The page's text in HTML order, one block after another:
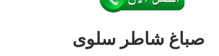
صباغ شاطر سلوى